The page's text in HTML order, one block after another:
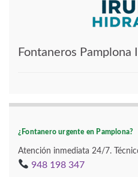
Fontaneros Pamplona
¿Fontanero urgente en Pamplona?
Atención inmediata 24/7.
948 198 347